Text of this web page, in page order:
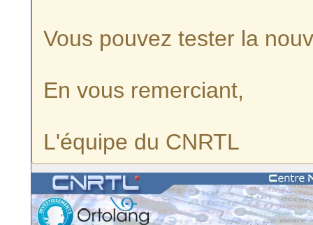
Vous pouvez tester la
En vous remerciant,
L'équipe du CNRTL